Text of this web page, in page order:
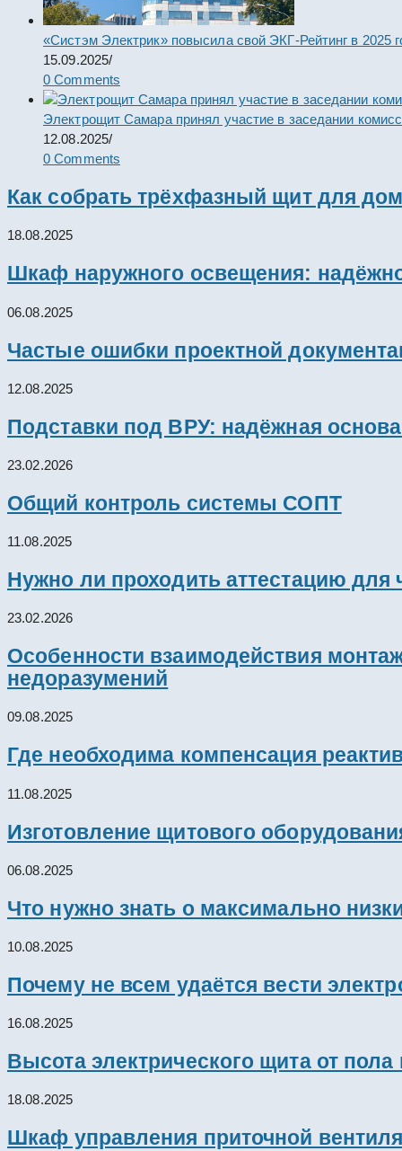
«Систэм Электрик» повысила свой ЭКГ-Рейтинг в 2025
15.09.2025/
0 Comments
Электрощит Самара принял участие в заседании
12.08.2025/
0 Comments
Как собрать трёхфазный щит для
18.08.2025
Шкаф наружного освещения:
06.08.2025
Частые ошибки проектной
12.08.2025
Подставки под ВРУ: надёжная
23.02.2026
Общий контроль системы СОПТ
11.08.2025
Нужно ли проходить аттестацию для
23.02.2026
Особенности взаимодействия
недоразумений
09.08.2025
Где необходима компенсация
11.08.2025
Изготовление щитового
06.08.2025
Что нужно знать о максимально
10.08.2025
Почему не всем удаётся вести
16.08.2025
Высота электрического щита от
18.08.2025
Шкаф управления приточной